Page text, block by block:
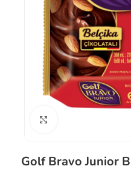
Golf Bravo Junior